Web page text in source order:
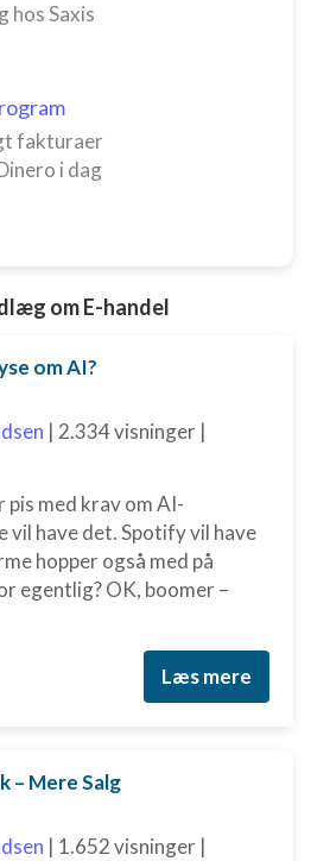
hos Saxis
fakturaer
i dag
om E-handel
om AI?
| 2.334 visninger |
pis med krav om AI-
vil have det. Spotify vil have
hopper også med på
egentlig? OK, boomer –
Læs mere
– Mere Salg
| 1.652 visninger |